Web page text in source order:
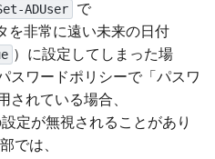
ADUser で
を非常に遠い未来の日付
）に設定してしまった場
スワードポリシーで「パスワ
されている場合、
定が無視されることがあり
では、